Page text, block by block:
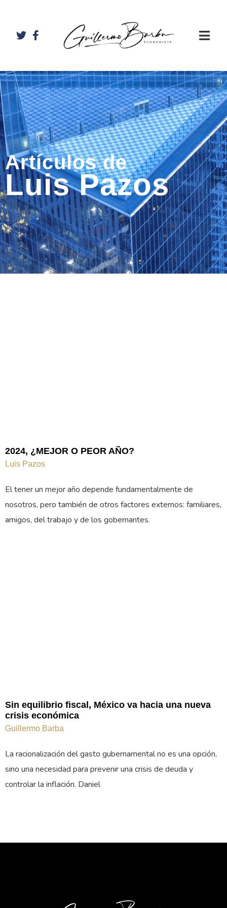
Artículos de
Luis Pazos
2024, ¿MEJOR O PEOR AÑO?
Luis Pazos
El tener un mejor año depende fundamentalmente de
nosotros, pero también de otros factores externos: familiares,
amigos, del trabajo y de los gobernantes.
Sin equilibrio fiscal, México va hacia una nueva
crisis económica
Guillermo Barba
La racionalización del gasto gubernamental no es una opción,
sino una necesidad para prevenir una crisis de deuda y
controlar la inflación. Daniel